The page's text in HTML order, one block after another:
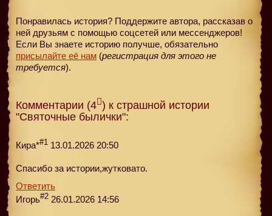
Понравилась история? Поддержите автора, рассказав о
ней друзьям с помощью соцсетей или мессенджеров!
Если Вы знаете историю получше, обязательно
присылайте её нам (регистрация для этого не
требуется).
Комментарии (4 ) к страшной истории
"Святочные былички":
Кира*#1 13.01.2026 20:50
Спасибо за истории,жутковато.
Ответить
Игорь#2 26.01.2026 14:56